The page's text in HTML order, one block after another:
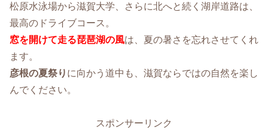
松原水泳場から滋賀大学、さらに北へと続く湖岸道路は、
最高のドライブコース。
窓を開けて走る琵琶湖の風は、夏の暑さを忘れさせてくれ
ます。
彦根の夏祭り に向かう道中も、滋賀ならではの自然を楽し
んでください。
スポンサーリンク